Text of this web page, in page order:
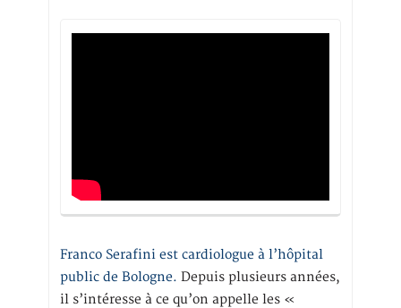
Franco Serafini est cardiologue à l’hôpital
public de Bologne. Depuis plusieurs années,
il s’intéresse à ce qu’on appelle les «